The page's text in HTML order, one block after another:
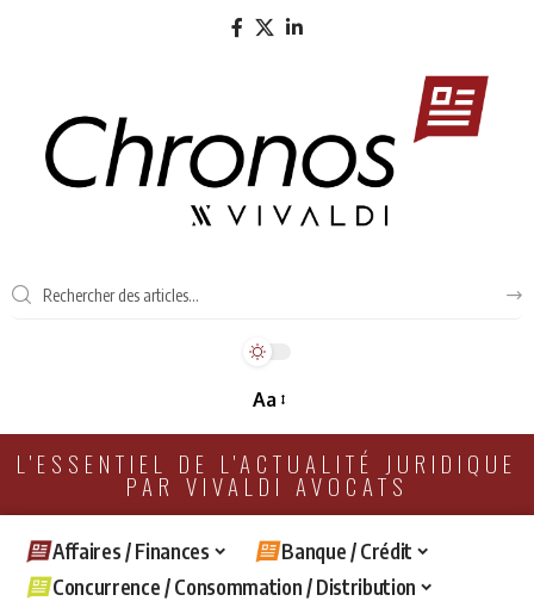
Aa
L'ESSENTIEL DE L'ACTUALITÉ JURIDIQUE
PAR VIVALDI AVOCATS
Affaires / Finances
Banque / Crédit
Concurrence / Consommation / Distribution